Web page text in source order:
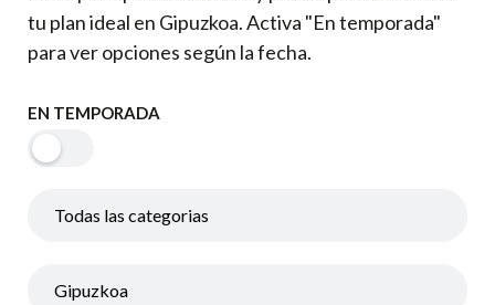
tu plan ideal en Gipuzkoa. Activa "En temporada"
para ver opciones según la fecha.
EN TEMPORADA